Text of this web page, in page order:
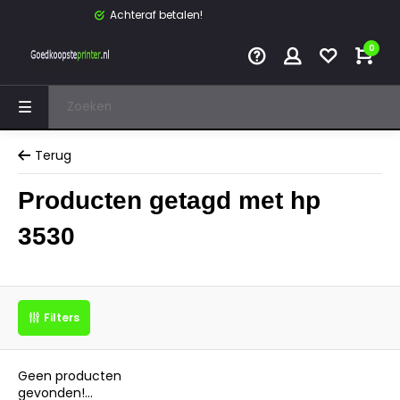
Achteraf betalen!
0
Terug
Producten getagd met hp
3530
Filters
Geen producten
gevonden!...